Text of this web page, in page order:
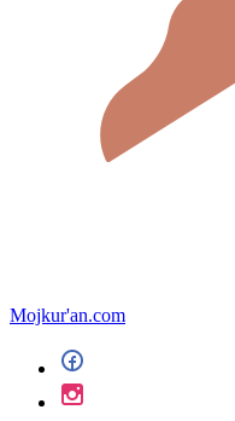
Mojkur'an.com